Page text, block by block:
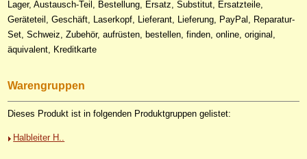
Lager, Austausch-Teil, Bestellung, Ersatz, Substitut, Ersatzteile,
Geräteteil, Geschäft, Laserkopf, Lieferant, Lieferung, PayPal, Reparatur-
Set, Schweiz, Zubehör, aufrüsten, bestellen, finden, online, original,
äquivalent, Kreditkarte
Warengruppen
Dieses Produkt ist in folgenden Produktgruppen gelistet:
Halbleiter H..